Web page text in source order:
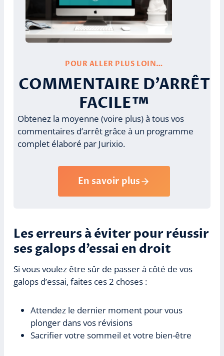
POUR ALLER PLUS LOIN…
COMMENTAIRE D’ARRÊT
FACILE™
Obtenez la moyenne (voire plus) à tous vos
commentaires d’arrêt grâce à un programme
complet élaboré par Jurixio.
En savoir plus
Les erreurs à éviter pour réussir
ses galops d’essai en droit
Si vous voulez être sûr de passer à côté de vos
galops d’essai, faites ces 2 choses :
Attendez le dernier moment pour vous
plonger dans vos révisions
Sacrifier votre sommeil et votre bien-être